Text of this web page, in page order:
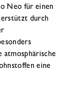
Neo für einen
durch
atmosphärische
eine